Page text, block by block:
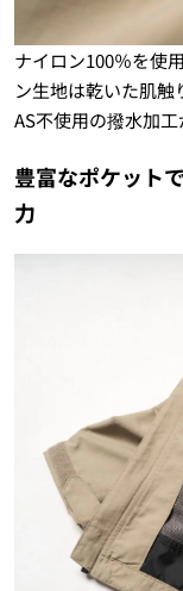
ナイロン100％を使
ン生地は乾いた肌
AS不使用の撥水加工
豊富なポケット
力